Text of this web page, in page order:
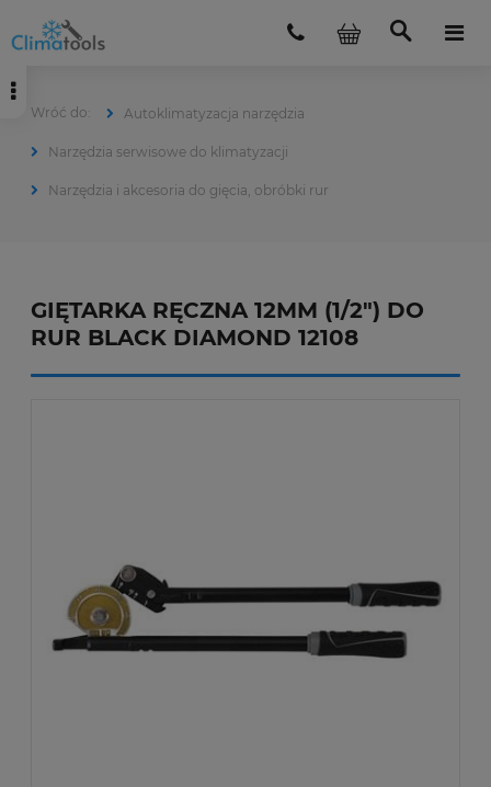
Autoklimatyzacja narzędzia
Narzędzia serwisowe do klimatyzacji
Narzędzia i akcesoria do gięcia, obróbki rur
GIĘTARKA RĘCZNA 12MM (1/2") DO
RUR BLACK DIAMOND 12108